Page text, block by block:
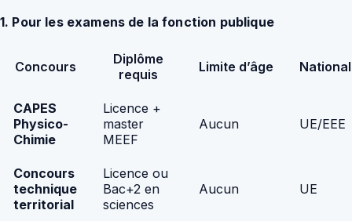
1. Pour les examens de la fonction publique
Concours
Diplôme
requis
Limite d’âge
CAPES
Physico-
Chimie
Licence +
master
MEEF
Aucun UE/EEE
Concours
technique
territorial
Licence ou
Bac+2 en
sciences
Aucun UE